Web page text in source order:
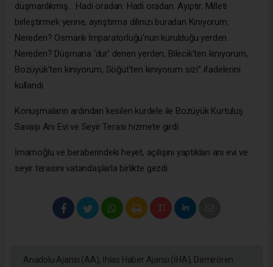
düşmanlıkmış… Hadi oradan. Hadi oradan. Ayıptır. Milleti
birleştirmek yerine, ayrıştırma dilinizi buradan Kınıyorum.
Nereden? Osmanlı İmparatorluğu'nun kurulduğu yerden.
Nereden? Düşmana ‘dur’ denen yerden, Bilecik'ten kınıyorum,
Bozüyük'ten kınıyorum, Söğüt'ten kınıyorum sizi” ifadelerini
kullandı.
Konuşmaların ardından kesilen kurdele ile Bozüyük Kurtuluş
Savaşı Anı Evi ve Seyir Terası hizmete girdi.
İmamoğlu ve beraberindeki heyet, açılışını yaptıkları anı evi ve
seyir terasını vatandaşlarla birlikte gezdi.
Anadolu Ajansı (AA), İhlas Haber Ajansı (İHA), Demirören